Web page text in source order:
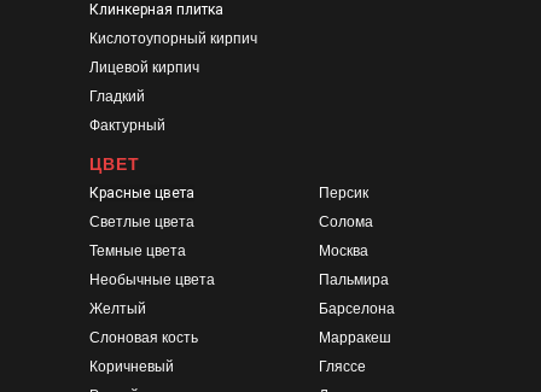
ЦВЕТ
Красные цвета
Светлые цвета
Темные цвета
Необычные цвета
Желтый
Слоновая кость
Коричневый
Клинкерная плитка
Кислотоупорный кирпич
Лицевой кирпич
Гладкий
Фактурный
Персик
Солома
Москва
Пальмира
Барселона
Марракеш
Гляссе